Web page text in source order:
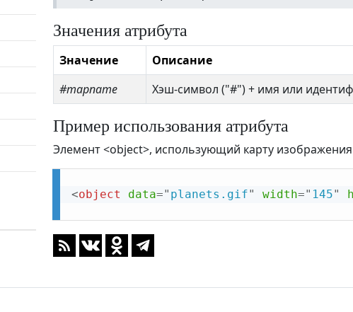
Значения атрибута
Значение
Описание
#mapname
Хэш-символ ("#") + имя или
Пример использования атрибута
Элемент <object>, использующий карту
<object data=" planets.gif" width=" 145"